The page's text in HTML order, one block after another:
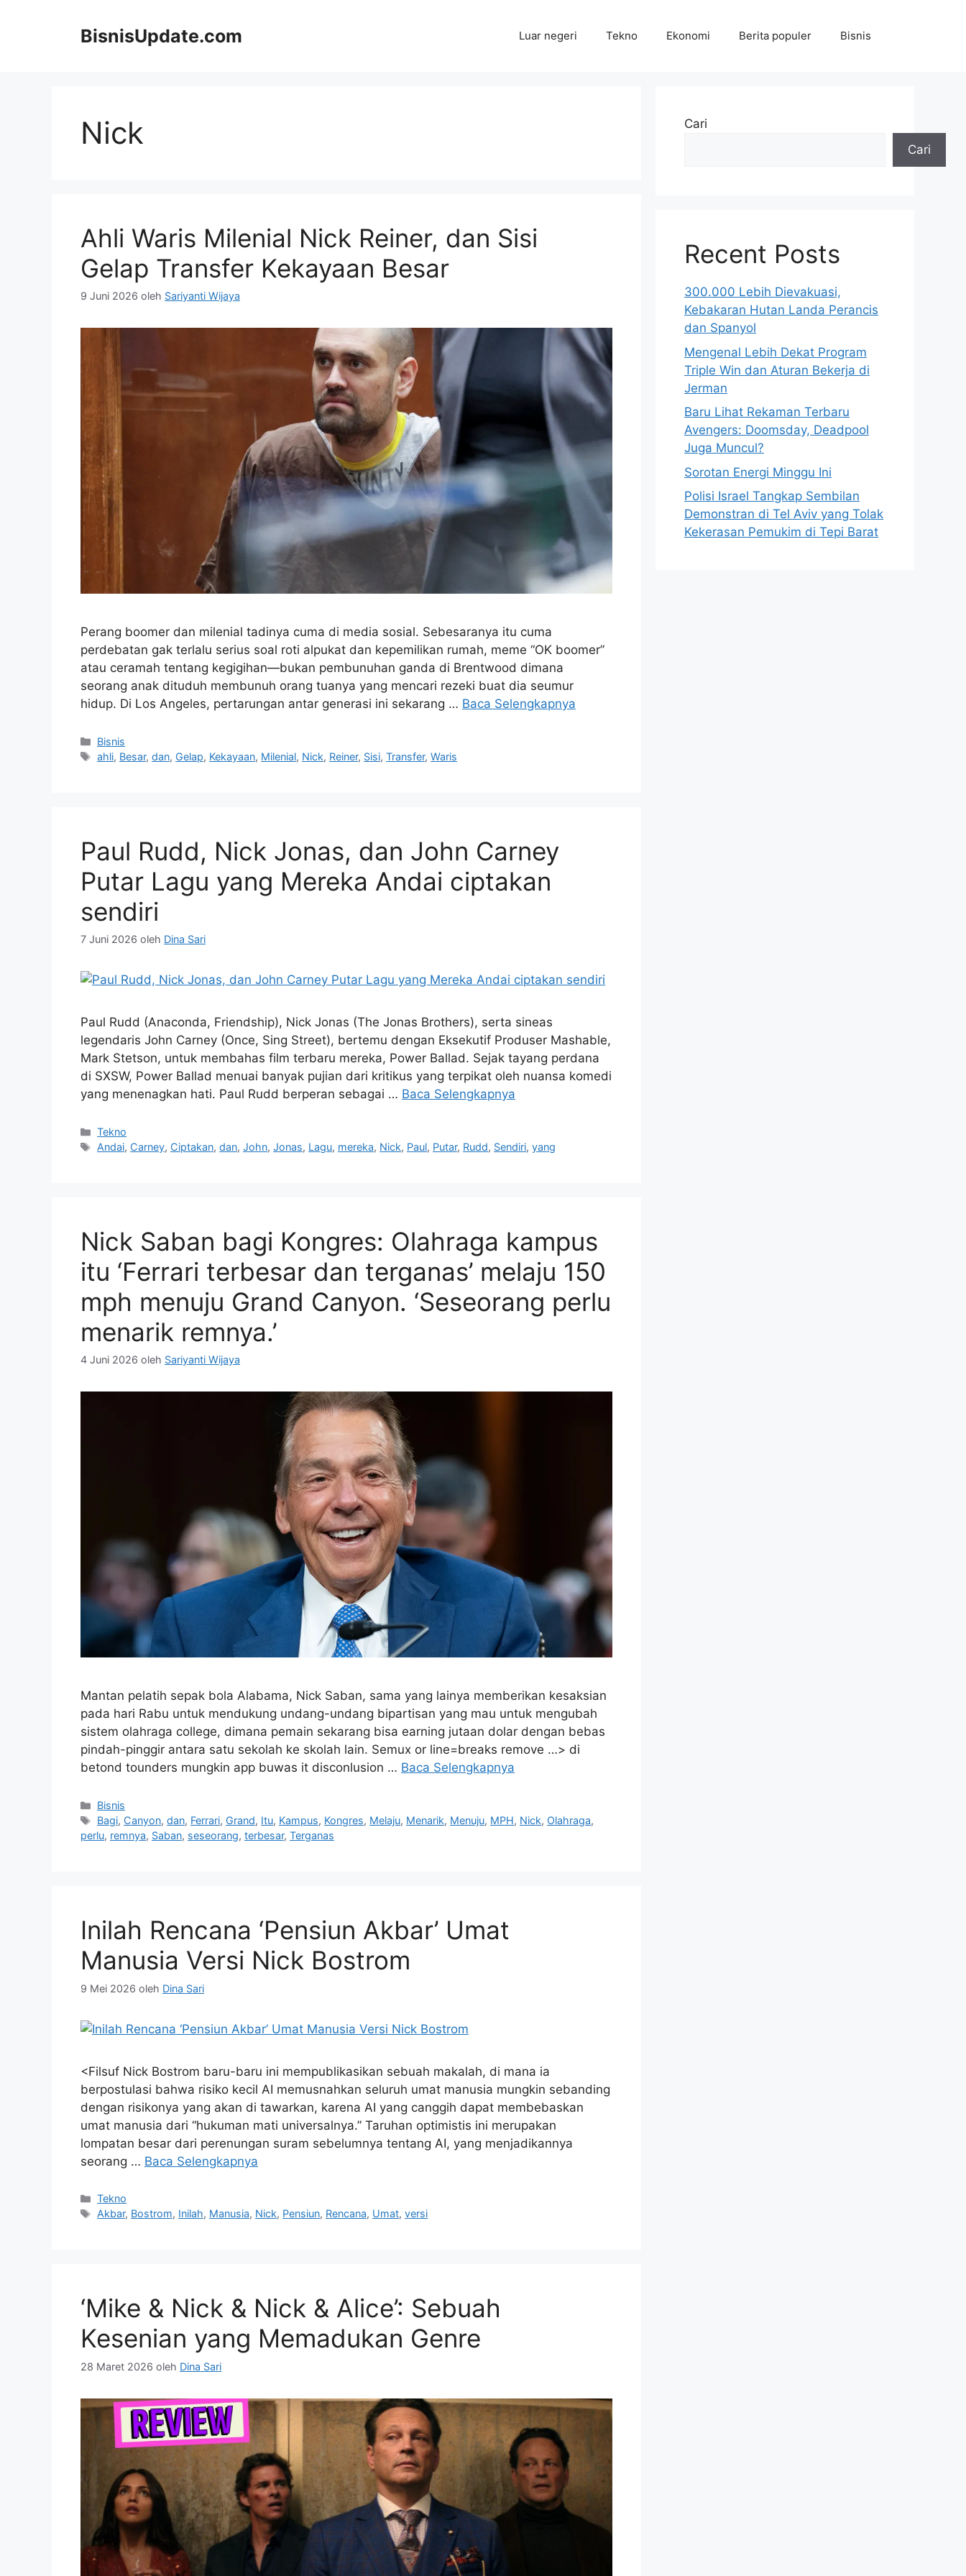
BisnisUpdate.com Luar negeri Tekno Ekonomi Berita populer Bisnis
Nick
Ahli Waris Milenial Nick Reiner, dan Sisi
Gelap Transfer Kekayaan Besar
9 Juni 2026 oleh Sariyanti Wijaya
Perang boomer dan milenial tadinya cuma di media sosial. Sebesaranya itu cuma
perdebatan gak terlalu serius soal roti alpukat dan kepemilikan rumah, meme “OK boomer”
atau ceramah tentang kegigihan—bukan pembunuhan ganda di Brentwood dimana
seorang anak dituduh membunuh orang tuanya yang mencari rezeki buat dia seumur
hidup. Di Los Angeles, pertarungan antar generasi ini sekarang … Baca Selengkapnya
Kategori
Bisnis
Tag
ahli, Besar,dan, Gelap, Kekayaan, Milenial, Nick, Reiner, Sisi,Transfer,Waris
Paul Rudd, Nick Jonas, dan John Carney
Putar Lagu yang Mereka Andai ciptakan
sendiri
7 Juni 2026 oleh Dina Sari
Paul Rudd (Anaconda, Friendship), Nick Jonas (The Jonas Brothers), serta sineas
legendaris John Carney (Once, Sing Street), bertemu dengan Eksekutif Produser Mashable,
Mark Stetson, untuk membahas film terbaru mereka, Power Ballad. Sejak tayang perdana
di SXSW, Power Ballad menuai banyak pujian dari kritikus yang terpikat oleh nuansa komedi
yang menenagkan hati. Paul Rudd berperan sebagai … Baca Selengkapnya
Kategori
Tekno
Tag
Andai, Carney, Ciptakan,dan,John,Jonas, Lagu, mereka, Nick, Paul, Putar, Rudd, Sendiri,yang
Nick Saban bagi Kongres: Olahraga kampus
itu ‘Ferrari terbesar dan terganas’ melaju 150
mph menuju Grand Canyon. ‘Seseorang perlu
menarik remnya.’
4 Juni 2026 oleh Sariyanti Wijaya
Mantan pelatih sepak bola Alabama, Nick Saban, sama yang lainya memberikan kesaksian
pada hari Rabu untuk mendukung undang-undang bipartisan yang mau untuk mengubah
sistem olahraga college, dimana pemain sekarang bisa earning jutaan dolar dengan bebas
pindah-pinggir antara satu sekolah ke skolah lain. Semux or line=breaks remove …> di
betond tounders mungkin app buwas it disconlusion … Baca Selengkapnya
Kategori
Bisnis
Tag
Bagi, Canyon,dan, Ferrari, Grand, Itu, Kampus, Kongres, Melaju, Menarik, Menuju, MPH, Nick, Olahraga,
perlu, remnya, Saban, seseorang, terbesar, Terganas
Inilah Rencana ‘Pensiun Akbar’ Umat
Manusia Versi Nick Bostrom
9 Mei 2026 oleh Dina Sari
<Filsuf Nick Bostrom baru-baru ini mempublikasikan sebuah makalah, di mana ia
berpostulasi bahwa risiko kecil AI memusnahkan seluruh umat manusia mungkin sebanding
dengan risikonya yang akan di tawarkan, karena AI yang canggih dapat membebaskan
umat manusia dari “hukuman mati universalnya.” Taruhan optimistis ini merupakan
lompatan besar dari perenungan suram sebelumnya tentang AI, yang menjadikannya
seorang … Baca Selengkapnya
Kategori
Tekno
Tag
Akbar, Bostrom, Inilah, Manusia, Nick, Pensiun, Rencana, Umat,versi
‘Mike & Nick & Nick & Alice’: Sebuah
Kesenian yang Memadukan Genre
28 Maret 2026 oleh Dina Sari
Cari
Cari
Recent Posts
300.000 Lebih Dievakuasi,
Kebakaran Hutan Landa Perancis
dan Spanyol
Mengenal Lebih Dekat Program
Triple Win dan Aturan Bekerja di
Jerman
Baru Lihat Rekaman Terbaru
Avengers: Doomsday, Deadpool
Juga Muncul?
Sorotan Energi Minggu Ini
Polisi Israel Tangkap Sembilan
Demonstran di Tel Aviv yang Tolak
Kekerasan Pemukim di Tepi Barat